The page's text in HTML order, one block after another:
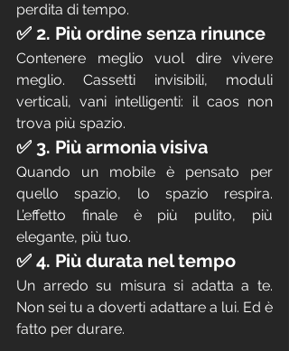
perdita di tempo.
✅ 2. Più ordine senza rinunce
Contenere meglio vuol dire vivere
meglio. Cassetti invisibili, moduli
verticali, vani intelligenti: il caos non
trova più spazio.
✅ 3. Più armonia visiva
Quando un mobile è pensato per
quello spazio, lo spazio respira.
L’effetto finale è più pulito, più
elegante, più tuo.
✅ 4. Più durata nel tempo
Un arredo su misura si adatta a te.
Non sei tu a doverti adattare a lui. Ed è
fatto per durare.